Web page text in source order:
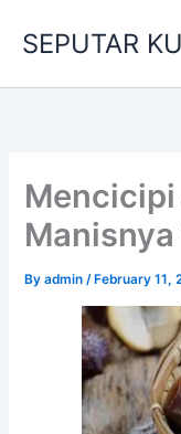
SEPUTAR
Byadmin/ February 11,